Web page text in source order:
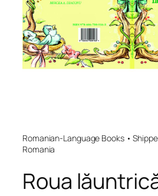
Romanian-Language Books •
Romania
Roua